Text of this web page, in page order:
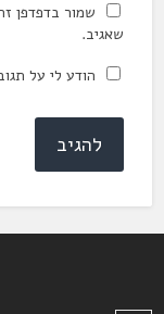
שמור בדפדפן
שאגיב.
הודע לי על